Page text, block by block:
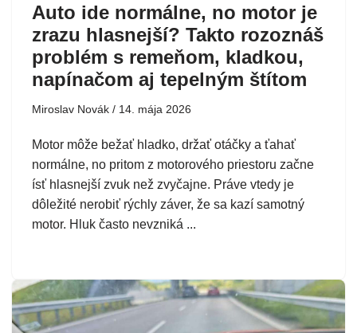
Auto ide normálne, no motor je
zrazu hlasnejší? Takto rozoznáš
problém s remeňom, kladkou,
napínačom aj tepelným štítom
Miroslav Novák 14. mája 2026
Motor môže bežať hladko, držať otáčky a ťahať
normálne, no pritom z motorového priestoru začne
ísť hlasnejší zvuk než zvyčajne. Práve vtedy je
dôležité nerobiť rýchly záver, že sa kazí samotný
motor. Hluk často nevzniká ...